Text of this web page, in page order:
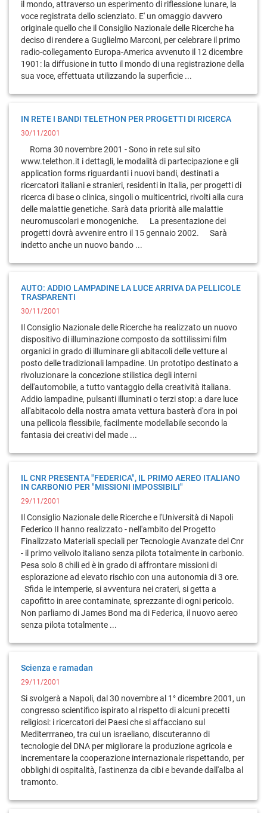
il mondo, attraverso un esperimento di riflessione lunare, la
voce registrata dello scienziato. E' un omaggio davvero
originale quello che il Consiglio Nazionale delle Ricerche ha
deciso di rendere a Guglielmo Marconi, per celebrare il primo
radio-collegamento Europa-America avvenuto il 12 dicembre
1901: la diffusione in tutto il mondo di una registrazione della
sua voce, effettuata utilizzando la superficie ...
IN RETE I BANDI TELETHON PER PROGETTI DI RICERCA
30/11/2001
Roma 30 novembre 2001 - Sono in rete sul sito
www.telethon.it i dettagli, le modalità di partecipazione e gli
application forms riguardanti i nuovi bandi, destinati a
ricercatori italiani e stranieri, residenti in Italia, per progetti di
ricerca di base o clinica, singoli o multicentrici, rivolti alla cura
delle malattie genetiche. Sarà data priorità alle malattie
neuromuscolari e monogeniche. La presentazione dei
progetti dovrà avvenire entro il 15 gennaio 2002. Sarà
indetto anche un nuovo bando ...
AUTO: ADDIO LAMPADINE LA LUCE ARRIVA DA PELLICOLE
TRASPARENTI
30/11/2001
Il Consiglio Nazionale delle Ricerche ha realizzato un nuovo
dispositivo di illuminazione composto da sottilissimi film
organici in grado di illuminare gli abitacoli delle vetture al
posto delle tradizionali lampadine. Un prototipo destinato a
rivoluzionare la concezione stilistica degli interni
dell'automobile, a tutto vantaggio della creatività italiana.
Addio lampadine, pulsanti illuminati o terzi stop: a dare luce
all'abitacolo della nostra amata vettura basterà d'ora in poi
una pellicola flessibile, facilmente modellabile secondo la
fantasia dei creativi del made ...
IL CNR PRESENTA "FEDERICA", IL PRIMO AEREO ITALIANO
IN CARBONIO PER "MISSIONI IMPOSSIBILI"
29/11/2001
Il Consiglio Nazionale delle Ricerche e l'Università di Napoli
Federico II hanno realizzato - nell'ambito del Progetto
Finalizzato Materiali speciali per Tecnologie Avanzate del Cnr
- il primo velivolo italiano senza pilota totalmente in carbonio.
Pesa solo 8 chili ed è in grado di affrontare missioni di
esplorazione ad elevato rischio con una autonomia di 3 ore.
Sfida le intemperie, si avventura nei crateri, si getta a
capofitto in aree contaminate, sprezzante di ogni pericolo.
Non parliamo di James Bond ma di Federica, il nuovo aereo
senza pilota totalmente ...
Scienza e ramadan
29/11/2001
Si svolgerà a Napoli, dal 30 novembre al 1° dicembre 2001, un
congresso scientifico ispirato al rispetto di alcuni precetti
religiosi: i ricercatori dei Paesi che si affacciano sul
Mediterrraneo, tra cui un israeliano, discuteranno di
tecnologie del DNA per migliorare la produzione agricola e
incrementare la cooperazione internazionale rispettando, per
obblighi di ospitalità, l'astinenza da cibi e bevande dall'alba al
tramonto.